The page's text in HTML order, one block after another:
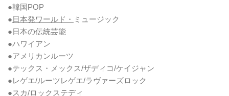
●韓国POP
●日本発ワールド・ ミュージック
●日本の伝統芸能
●ハワイアン
●アメリカンルーツ
●テックス・メックス/ザディコ/ケイジャン
●レゲエ/ルーツレゲエ/ラヴァーズロック
●スカ/ロックステディ